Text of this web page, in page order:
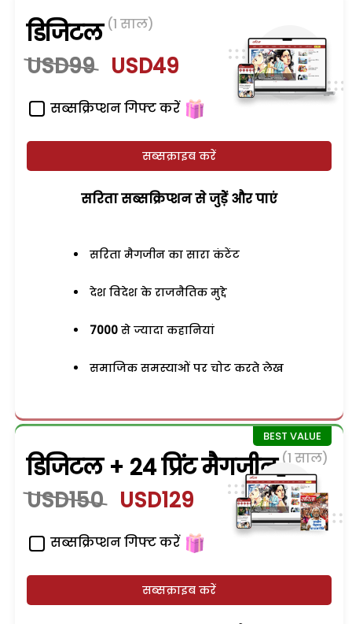
डिजिटल (1 साल)
USD99 USD49
सब्सक्रिप्शन गिफ्ट करें
सब्सक्राइब करें
सरिता सब्सक्रिप्शन से जुड़ेें और पाएं
सरिता मैगजीन का सारा कंटेंट
देश विदेश के राजनैतिक मुद्दे
7000 से ज्यादा कहानियां
समाजिक समस्याओं पर चोट करते लेख
डिजिटल + 24 प्रिंट मैगजीन (1 साल)
USD150 USD129
सब्सक्रिप्शन गिफ्ट करें
सब्सक्राइब करें